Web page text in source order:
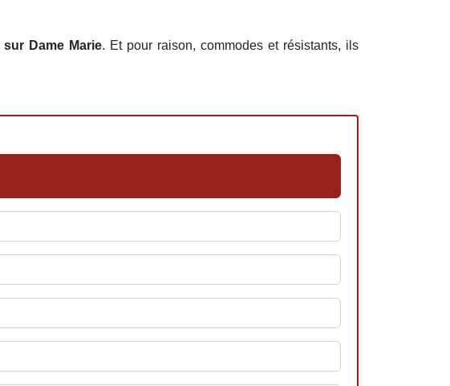
sur Dame Marie. Et pour raison, commodes et résistants, ils